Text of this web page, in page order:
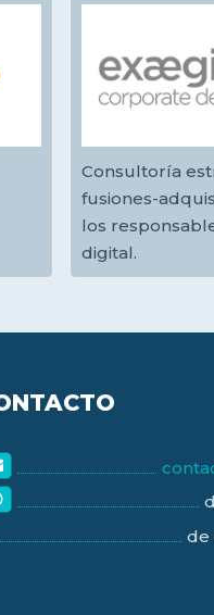
Consultoría
fusiones-
los
digital.
de